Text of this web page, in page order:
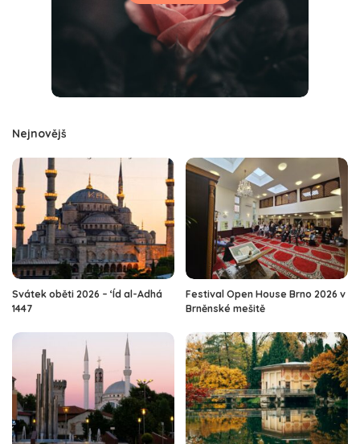
Nejnovějš
Svátek oběti 2026 – ‘Íd al-Adhá
1447
Festival Open House Brno 2026 v
Brněnské mešitě